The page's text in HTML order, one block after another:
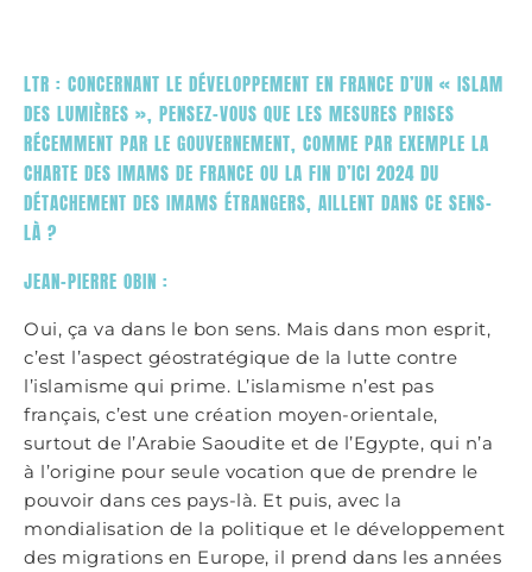
LTR : CONCERNANT LE DÉVELOPPEMENT EN FRANCE D’UN « ISLAM
DES LUMIÈRES », PENSEZ-VOUS QUE LES MESURES PRISES
RÉCEMMENT PAR LE GOUVERNEMENT, COMME PAR EXEMPLE LA
CHARTE DES IMAMS DE FRANCE OU LA FIN D’ICI 2024 DU
DÉTACHEMENT DES IMAMS ÉTRANGERS, AILLENT DANS CE SENS-
LÀ ?
JEAN-PIERRE OBIN :
Oui, ça va dans le bon sens. Mais dans mon esprit,
c’est l’aspect géostratégique de la lutte contre
l’islamisme qui prime. L’islamisme n’est pas
français, c’est une création moyen-orientale,
surtout de l’Arabie Saoudite et de l’Egypte, qui n’a
à l’origine pour seule vocation que de prendre le
pouvoir dans ces pays-là. Et puis, avec la
mondialisation de la politique et le développement
des migrations en Europe, il prend dans les années